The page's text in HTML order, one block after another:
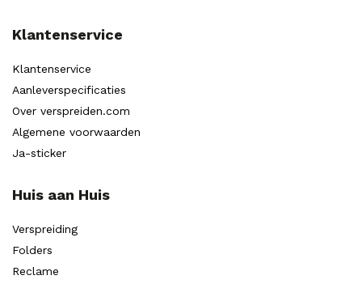
Klantenservice
Klantenservice
Aanleverspecificaties
Over verspreiden.com
Algemene voorwaarden
Ja-sticker
Huis aan Huis
Verspreiding
Folders
Reclame